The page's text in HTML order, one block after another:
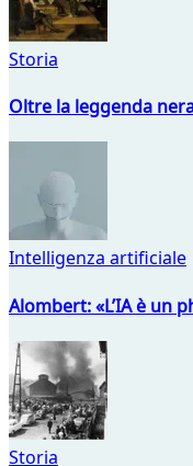
Storia
Oltre la leggenda
Intelligenza artificiale
Alombert: «L’IA è un
Storia